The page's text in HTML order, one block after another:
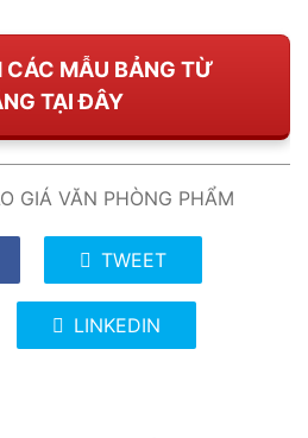
CÁC MẪU BẢNG TỪ
TẠI ĐÂY
GIÁ VĂN PHÒNG PHẨM
TWEET
LINKEDIN